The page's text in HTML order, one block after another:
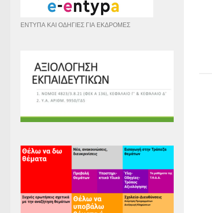
ΕΝΤΥΠΑ ΚΑΙ ΟΔΗΓΙΕΣ ΓΙΑ ΕΚΔΡΟΜΕΣ